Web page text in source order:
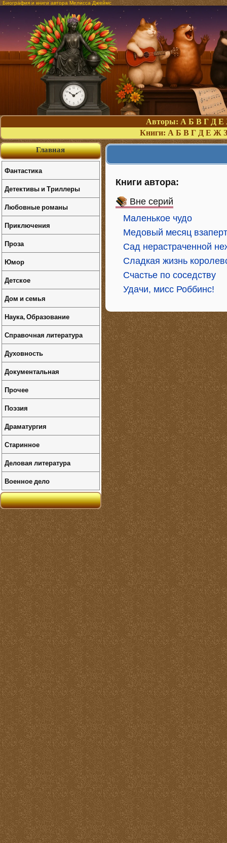
Биография и книги автора Мелисса Джеймс
Авторы: А Б В Г Д Е
Книги: А Б В Г Д Е Ж З
Книги автора:
Вне серий
Маленькое чудо
Медовый месяц
Сад нерастраченной
Сладкая жизнь
Счастье по соседству
Удачи, мисс Роббинс!
Главная
Фантастика
Детективы и Триллеры
Любовные романы
Приключения
Проза
Юмор
Детское
Дом и семья
Наука, Образование
Справочная литература
Духовность
Документальная
Прочее
Поэзия
Драматургия
Старинное
Деловая литература
Военное дело